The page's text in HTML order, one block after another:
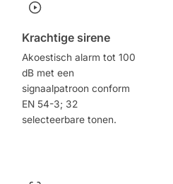
Krachtige sirene
Akoestisch alarm tot 100
dB met een
signaalpatroon conform
EN 54-3; 32
selecteerbare tonen.